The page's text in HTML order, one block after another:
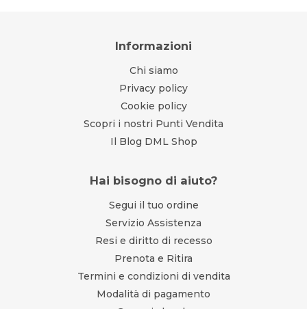
Informazioni
Chi siamo
Privacy policy
Cookie policy
Scopri i nostri Punti Vendita
Il Blog DML Shop
Hai bisogno di aiuto?
Segui il tuo ordine
Servizio Assistenza
Resi e diritto di recesso
Prenota e Ritira
Termini e condizioni di vendita
Modalità di pagamento